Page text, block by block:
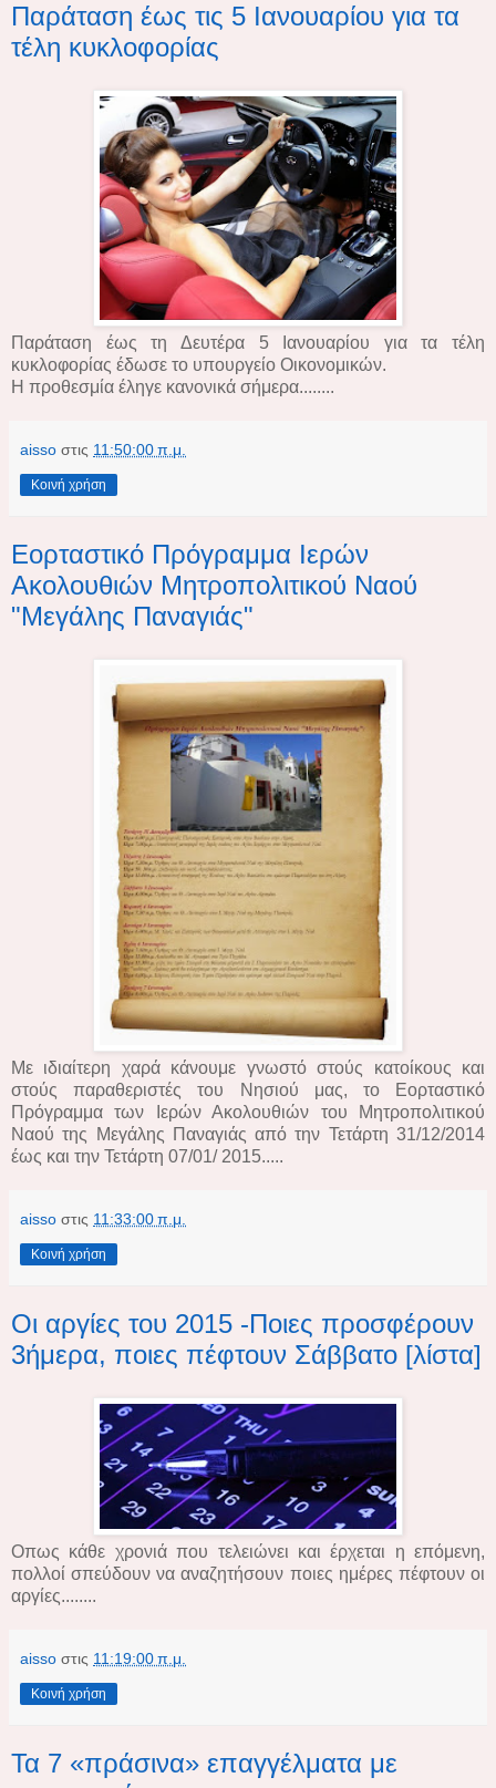
Παράταση έως τις 5 Ιανουαρίου για τα
τέλη κυκλοφορίας
Παράταση έως τη Δευτέρα 5 Ιανουαρίου για τα τέλη
κυκλοφορίας έδωσε το υπουργείο Οικονομικών.
Η προθεσμία έληγε κανονικά σήμερα........
aisso στις 11:50:00 π.μ.
Κοινή χρήση
Εορταστικό Πρόγραμμα Ιερών
Ακολουθιών Μητροπολιτικού Ναού
"Μεγάλης Παναγιάς"
Με ιδιαίτερη χαρά κάνουμε γνωστό στούς κατοίκους και
στούς παραθεριστές του Νησιού μας, το Εορταστικό
Πρόγραμμα των Ιερών Ακολουθιών του Μητροπολιτικού
Ναού της Μεγάλης Παναγιάς από την Τετάρτη 31/12/2014
έως και την Τετάρτη 07/01/ 2015.....
aisso στις 11:33:00 π.μ.
Κοινή χρήση
Οι αργίες του 2015 -Ποιες προσφέρουν
3ήμερα, ποιες πέφτουν Σάββατο [λίστα]
Οπως κάθε χρονιά που τελειώνει και έρχεται η επόμενη,
πολλοί σπεύδουν να αναζητήσουν ποιες ημέρες πέφτουν οι
αργίες........
aisso στις 11:19:00 π.μ.
Κοινή χρήση
Τα 7 «πράσινα» επαγγέλματα με